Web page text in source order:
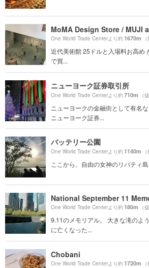
MoMA Design Store / MUJI
One World Trade Centerより約1670m
近代美術館 25ドルと入場料お高め
で買...
ニューヨーク証券取引所
One World Trade Centerより約710m （
ニューヨークの金融街として有名
ニューヨーク証券...
バッテリー公園
One World Trade Centerより約1140m
ここから、自由の女神のリバティ島
National September 11
One World Trade Centerより約180m （
9.11のメモリアル。 大きな滝のよ
に亡くなった...
Chobani
One World Trade Centerより約1720m